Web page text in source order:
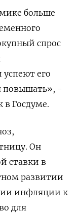
больше
спрос
его
повышать», -
в Госдуме.
Он
ставки в
развитии
инфляции к
для